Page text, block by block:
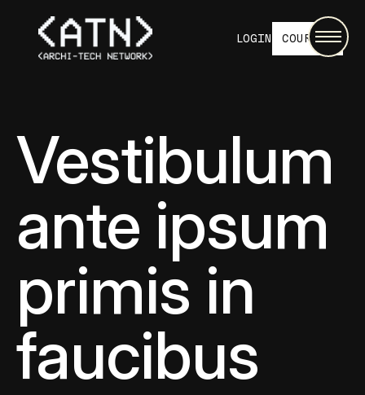
LOGIN COURSES
Vestibulum
ante ipsum
primis in
faucibus